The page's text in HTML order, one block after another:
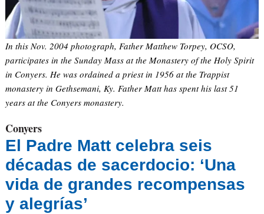
In this Nov. 2004 photograph, Father Matthew Torpey, OCSO,
participates in the Sunday Mass at the Monastery of the Holy Spirit
in Conyers. He was ordained a priest in 1956 at the Trappist
monastery in Gethsemani, Ky. Father Matt has spent his last 51
years at the Conyers monastery.
Conyers
El Padre Matt celebra seis
décadas de sacerdocio: ‘Una
vida de grandes recompensas
y alegrías’